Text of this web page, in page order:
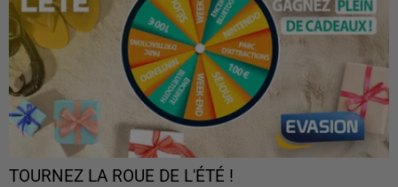
TOURNEZ LA ROUE DE L'ÉTÉ !